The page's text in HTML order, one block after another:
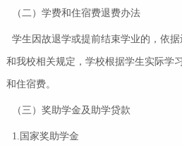
（二）学费和住宿费退费办法
学生因故退学或提前结束学业的，依
和我校相关规定，学校根据学生实际学
和住宿费。
（三）奖助学金及助学贷款
1.国家奖助学金